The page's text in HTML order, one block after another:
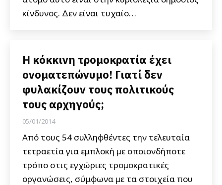
κίνδυνος. Δεν είναι τυχαίο…
Η κόκκινη τρομοκρατία έχει
ονοματεπώνυμο! Γιατί δεν
φυλακίζουν τους πολιτικούς
τους αρχηγούς;
05/01/2014
Από τους 54 συλληφθέντες την τελευταία
τετραετία για εμπλοκή με οποιονδήποτε
τρόπο στις εγχώριες τρομοκρατικές
οργανώσεις, σύμφωνα με τα στοιχεία που